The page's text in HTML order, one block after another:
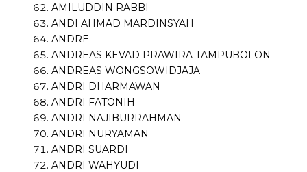
AMILUDDIN RABBI
ANDI AHMAD MARDINSYAH
ANDRE
ANDREAS KEVAD PRAWIRA TAMPUBOLON
ANDREAS WONGSOWIDJAJA
ANDRI DHARMAWAN
ANDRI FATONIH
ANDRI NAJIBURRAHMAN
ANDRI NURYAMAN
ANDRI SUARDI
ANDRI WAHYUDI